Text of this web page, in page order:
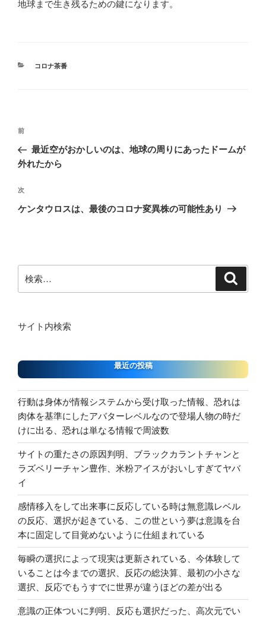
地球まで生き残るための鍵になります。
カ
コロナ茶番
投
ナ
ゲ
ー
前
の
投
前
最近空がおかしいのは、地球の周りにあったドームが
外れたから
次
の
次
ケンタウロスは、最後のコロナ変異株の可能性あり
索:
サイト内検索
最近の投稿
行動は身体が情報システムから受け取った情報、恐れは
肉体を基準にしたアバターレベルなので登場人物の時だ
けに出る、恐れは単なる情報で周波数
サイトの重たさの原因判明、ブラックカラントチャンと
ラズベリーチャン豊作、米粉アイスがおいしすぎてヤバ
イ
感情移入をして出来事に反応している時は無意識レベル
の反応、選択が起きている、この世という夢は意識を台
本に固定して目覚めないように仕組まれている
毎瞬の選択によって現実は更新されている、今体験して
いることは今までの選択、反応の総決算、最初の小さな
選択、反応でもうすでに世界が違うほどの差が出る
意識の正体ついに判明、反応も選択だった、高次元でい